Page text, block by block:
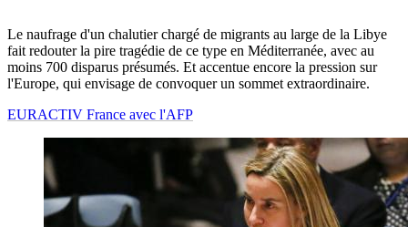
Le naufrage d'un chalutier chargé de migrants au large de la Libye
fait redouter la pire tragédie de ce type en Méditerranée, avec au
moins 700 disparus présumés. Et accentue encore la pression sur
l'Europe, qui envisage de convoquer un sommet extraordinaire.
EURACTIV France avec l'AFP